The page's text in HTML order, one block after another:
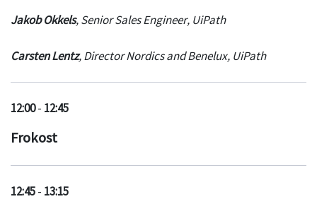
UiPath har med sine 300 kunder i Danmark, gjort sig en lang
fokus fra de klassiske KPI’er, til i stedet at afstemme med de
Hør, hvordan man med en række simple råd, inden for 5
automatiseringsinitiativer.
Jakob Okkels,Senior Sales Engineer, UiPath
Carsten Lentz,Director Nordics and Benelux, UiPath
12:00- 12:45
Frokost
12:45- 13:15